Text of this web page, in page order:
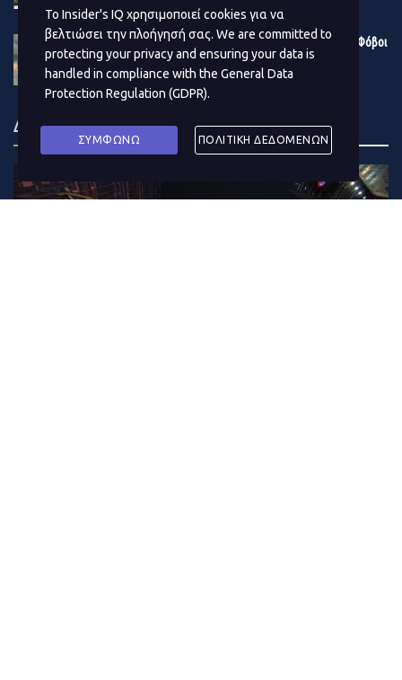
μεταβίβαση των δικαιωμάτων
πιστωτήστο πλαίσιο μιας σύμβασης πίστωσης, ή της
Η κρίση στην Ερυθρά Θάλασσα μουδιάζει τις αγορές – Φόβοι
για το παγκόσμιο εμπόριο – Δίνει «σήμα» το πετρέλαιο
DECEMBER 19, 2023
ΔΗΜΟΦΙΛΗ ΑΡΘΡΑ ΜΗΝΑ
Το Insider's IQ χρησιμοποιεί cookies για να
βελτιώσει την πλοήγησή σας. We are committed to
protecting your privacy and ensuring your data is
handled in compliance with the General Data
Protection Regulation (GDPR).
ΣΥΜΦΩΝΩ ΠΟΛΙΤΙΚΗ ΔΕΔΟΜΕΝΩΝ